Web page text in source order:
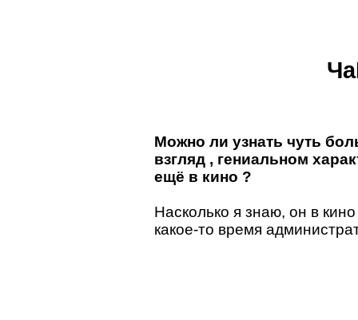
Можно ли узнать чуть
взгляд , гениальном
ещё в кино ?
Насколько я знаю, он в
какое-то время